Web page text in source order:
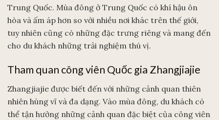
Trung Quốc. Mùa đông ở Trung Quốc có khí hậu ôn
hòa và ấm áp hơn so với nhiều nơi khác trên thế giới,
tuy nhiên cũng có những đặc trưng riêng và mang đến
cho du khách những trải nghiệm thú vị.
Tham quan công viên Quốc gia Zhangjiajie
Zhangjiajie được biết đến với những cảnh quan thiên
nhiên hùng vĩ và đa dạng. Vào mùa đông, du khách có
thể tận hưởng những cảnh quan đặc biệt của công viên